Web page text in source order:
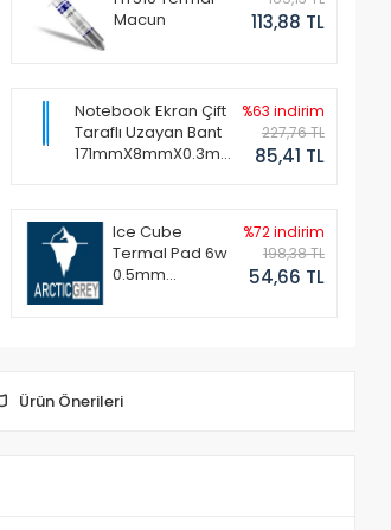
Macun
113,88 TL
Notebook Ekran Çift
Taraflı Uzayan Bant
171mmX8mmX0.3mm
%63 indirim
227,76 TL
85,41 TL
Ice Cube
Termal Pad 6w
0.5mm
%72 indirim
198,38 TL
54,66 TL
Ürün Önerileri